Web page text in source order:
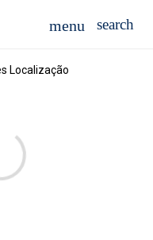
Localização